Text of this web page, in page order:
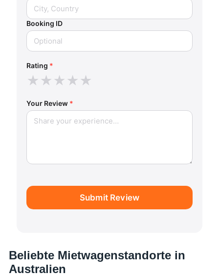
Booking ID
Rating *
★★★★★
Your Review *
Submit Review
Beliebte Mietwagenstandorte in
Australien